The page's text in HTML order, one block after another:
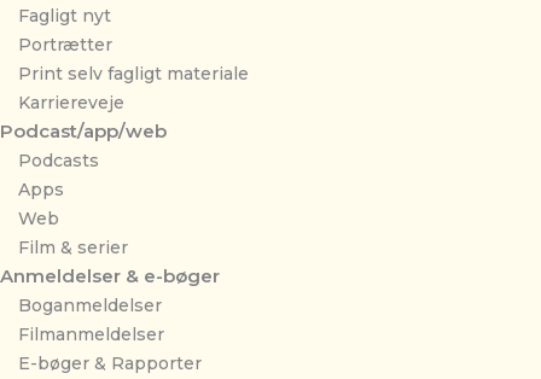
Fagligt nyt
Portrætter
Print selv fagligt materiale
Karriereveje
Podcast/app/web
Podcasts
Apps
Web
Film & serier
Anmeldelser & e-bøger
Boganmeldelser
Filmanmeldelser
E-bøger & Rapporter